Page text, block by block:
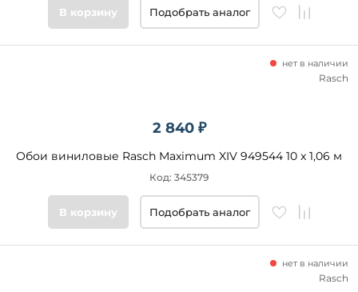
В корзину Подобрать аналог
2 840 ₽
Обои виниловые Rasch Maximum XIV 949544 10 x 1,06 м
нет в наличии
Код: 345379
Rasch
В корзину Подобрать аналог
нет в наличии
Rasch